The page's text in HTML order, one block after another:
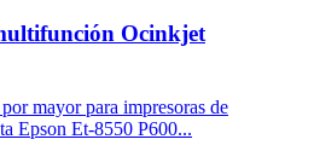
Ocinkjet